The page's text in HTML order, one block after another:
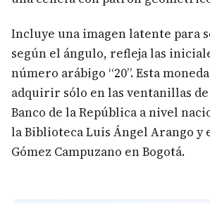
Incluye una imagen latente para
según el ángulo, refleja las
número arábigo “20”. Esta
adquirir sólo en las ventanillas
Banco de la República a nivel
la Biblioteca Luis Ángel Arango y
Gómez Campuzano en Bogotá.